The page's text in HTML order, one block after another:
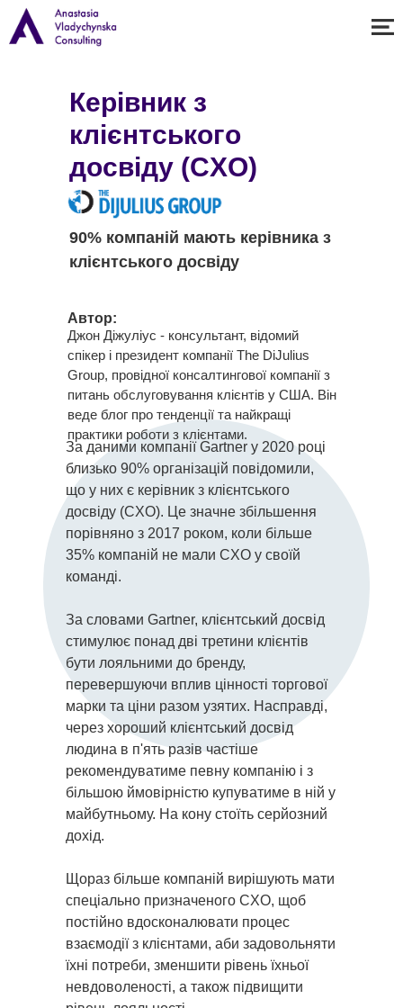
За даними компанії Gartner у 2020 році
близько 90% організацій повідомили,
що у них є керівник з клієнтського
досвіду (CXO). Це значне збільшення
порівняно з 2017 роком, коли більше
35% компаній не мали CXO у своїй
команді.
За словами Gartner, клієнтський досвід
стимулює понад дві третини клієнтів
бути лояльними до бренду,
перевершуючи вплив цінності торгової
марки та ціни разом узятих. Насправді,
через хороший клієнтський досвід
людина в п'ять разів частіше
рекомендуватиме певну компанію і з
більшою ймовірністю купуватиме в ній у
майбутньому. На кону стоїть серйозний
дохід.
Щораз більше компаній вирішують мати
спеціально призначеного CXO, щоб
постійно вдосконалювати процес
взаємодії з клієнтами, аби задовольняти
їхні потреби, зменшити рівень їхньої
невдоволеності, а також підвищити
Джон Діжуліус - консультант, відомий
спікер і президент компанії The DiJulius
Group, провідної консалтингової компанії з
питань обслуговування клієнтів у США. Він
веде блог про тенденції та найкращі
практики роботи з клієнтами.
Автор:
90% компаній мають керівника з
клієнтського досвіду
Керівник з
клієнтського
досвіду (CXO)